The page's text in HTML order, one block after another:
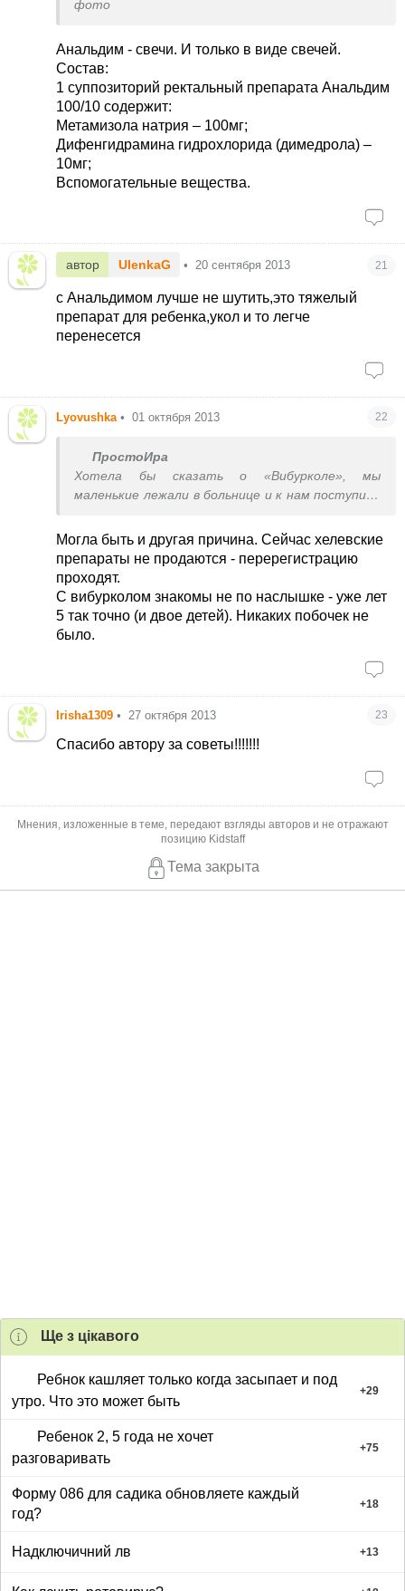
фото
Анальдим - свечи. И только в виде свечей.
Состав:
1 суппозиторий ректальный препарата Анальдим
100/10 содержит:
Метамизола натрия – 100мг;
Дифенгидрамина гидрохлорида (димедрола) –
10мг;
Вспомогательные вещества.
автор UlenkaG • 20 сентября 2013 21
с Анальдимом лучше не шутить,это тяжелый
препарат для ребенка,укол и то легче
перенесется
Lyovushka • 01 октября 2013 22
ПростоИра
Хотела бы сказать о «Вибурколе», мы
маленькие лежали в больнице и к нам поступила
глаз они просто заплыли, мама поставила ей
ребенка. Она потом сдавала кровь на аллергены
ничего не выявили, у ребенка раньше никогда
Могла быть и другая причина. Сейчас хелевские
препараты не продаются - перерегистрацию
проходят.
С вибурколом знакомы не по наслышке - уже лет
5 так точно (и двое детей). Никаких побочек не
было.
Irisha1309 • 27 октября 2013 23
Спасибо автору за советы!!!!!!!
Мнения, изложенные в теме, передают взгляды авторов и не отражают
позицию Kidstaff
Тема закрыта
Ще з цiкавого
Ребнок кашляет только когда засыпает и под
утро. Что это может быть
+29
Ребенок 2, 5 года не хочет
разговаривать
+75
Форму 086 для садика обновляете каждый
год?
+18
Надключичний лв +13